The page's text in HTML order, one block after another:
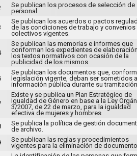
Se publican los procesos de selección de
personal.
Se publican los acuerdos o pactos
de las condiciones de trabajo y convenios
colectivos vigentes.
Se publican las memorias e informes que
conforman los expedientes de
los textos normativos con ocasión de la
publicidad de los mismos.
Se publican los documentos que,
legislación vigente, deban ser sometidos a
información pública durante su
Existe y se publica un Plan Estratégico de
Igualdad de Género en base a la Ley
3/2007, de 22 de marzo, para la igualdad
efectiva de mujeres y hombres
Se publica la política de gestión
de archivo.
Se publican las reglas y procedimientos
vigentes para la eliminación de